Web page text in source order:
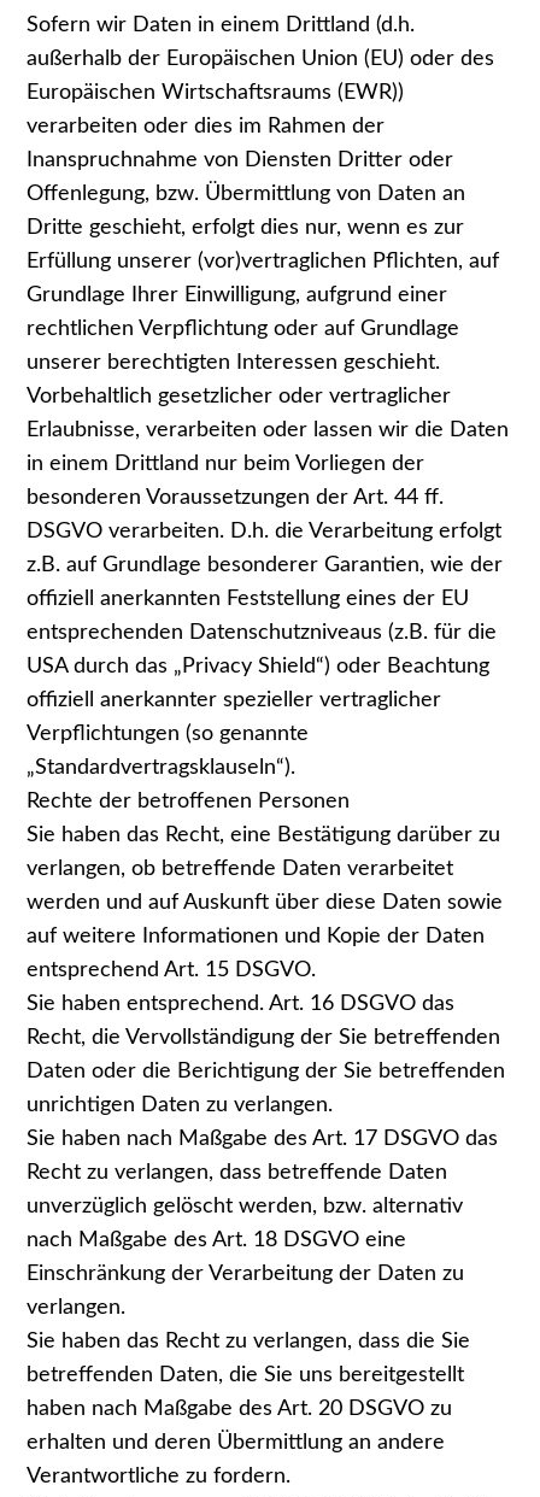
Sofern wir Daten in einem Drittland (d.h.
außerhalb der Europäischen Union (EU) oder des
Europäischen Wirtschaftsraums (EWR))
verarbeiten oder dies im Rahmen der
Inanspruchnahme von Diensten Dritter oder
Offenlegung, bzw. Übermittlung von Daten an
Dritte geschieht, erfolgt dies nur, wenn es zur
Erfüllung unserer (vor)vertraglichen Pflichten, auf
Grundlage Ihrer Einwilligung, aufgrund einer
rechtlichen Verpflichtung oder auf Grundlage
unserer berechtigten Interessen geschieht.
Vorbehaltlich gesetzlicher oder vertraglicher
Erlaubnisse, verarbeiten oder lassen wir die Daten
in einem Drittland nur beim Vorliegen der
besonderen Voraussetzungen der Art. 44 ff.
DSGVO verarbeiten. D.h. die Verarbeitung erfolgt
z.B. auf Grundlage besonderer Garantien, wie der
offiziell anerkannten Feststellung eines der EU
entsprechenden Datenschutzniveaus (z.B. für die
USA durch das „Privacy Shield“) oder Beachtung
offiziell anerkannter spezieller vertraglicher
Verpflichtungen (so genannte
„Standardvertragsklauseln“).
Rechte der betroffenen Personen
Sie haben das Recht, eine Bestätigung darüber zu
verlangen, ob betreffende Daten verarbeitet
werden und auf Auskunft über diese Daten sowie
auf weitere Informationen und Kopie der Daten
entsprechend Art. 15 DSGVO.
Sie haben entsprechend. Art. 16 DSGVO das
Recht, die Vervollständigung der Sie betreffenden
Daten oder die Berichtigung der Sie betreffenden
unrichtigen Daten zu verlangen.
Sie haben nach Maßgabe des Art. 17 DSGVO das
Recht zu verlangen, dass betreffende Daten
unverzüglich gelöscht werden, bzw. alternativ
nach Maßgabe des Art. 18 DSGVO eine
Einschränkung der Verarbeitung der Daten zu
verlangen.
Sie haben das Recht zu verlangen, dass die Sie
betreffenden Daten, die Sie uns bereitgestellt
haben nach Maßgabe des Art. 20 DSGVO zu
erhalten und deren Übermittlung an andere
Verantwortliche zu fordern.